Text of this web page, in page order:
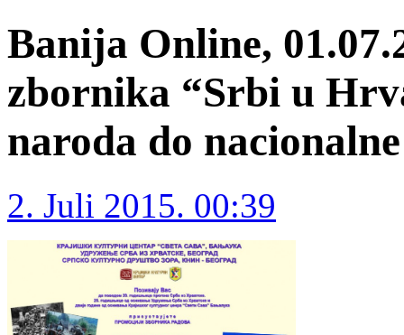
Banija Online,
zbornika “Srbi u
naroda do
2. Juli 2015. 00:39